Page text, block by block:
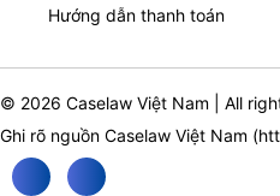
Hướng dẫn thanh toán
© 2026 Caselaw Việt Nam | All
Ghi rõ nguồn Caselaw Việt Nam (